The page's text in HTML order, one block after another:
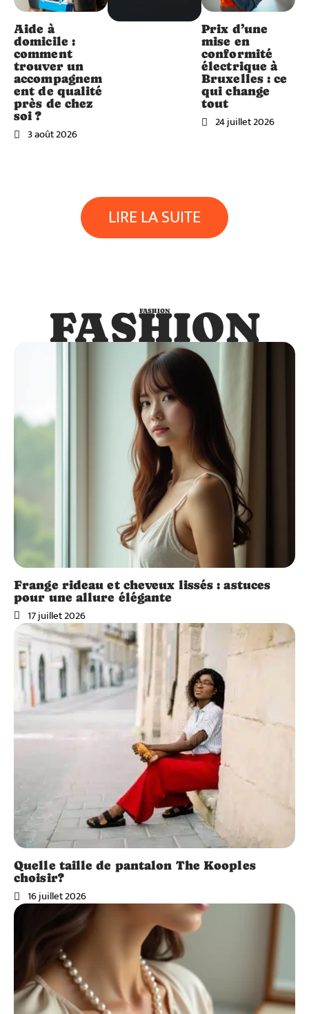
Aide à
domicile :
comment
trouver un
accompagnem
ent de qualité
près de chez
soi ?
3 août 2026
Prix d’une
mise en
conformité
électrique à
Bruxelles : ce
qui change
tout
24 juillet 2026
LIRE LA SUITE
FASHION
FASHION
Frange rideau et cheveux lissés : astuces
pour une allure élégante
17 juillet 2026
Quelle taille de pantalon The Kooples
choisir?
16 juillet 2026